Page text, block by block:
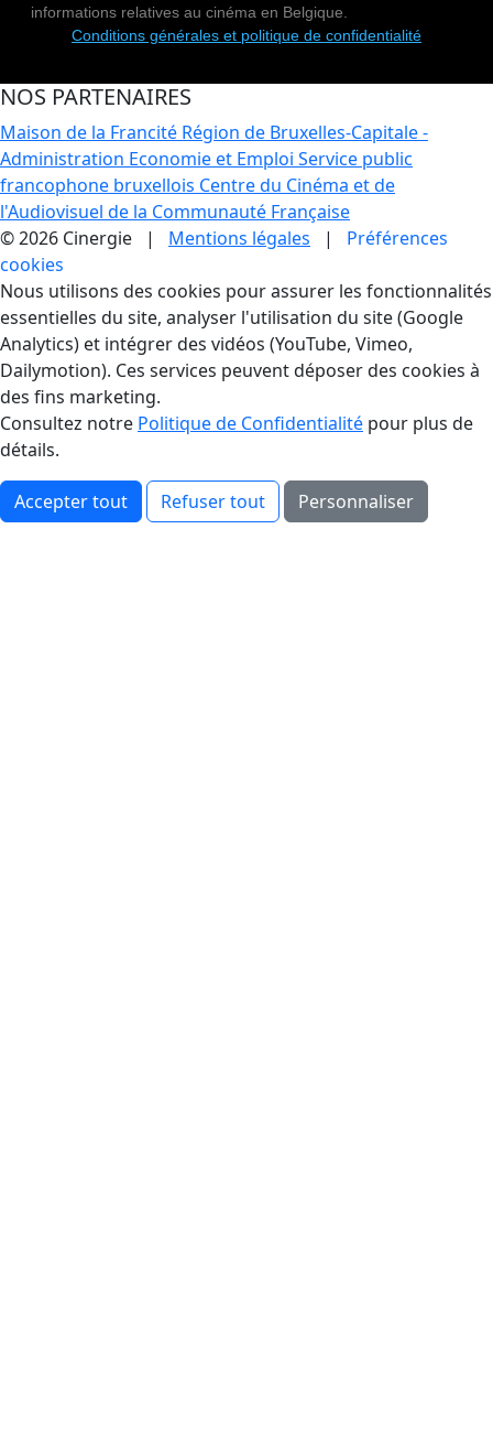
informations relatives au cinéma en Belgique.
Conditions générales et politique de confidentialité
NOS PARTENAIRES
Maison de la Francité Région de Bruxelles-Capitale -
Administration Economie et Emploi Service public
francophone bruxellois Centre du Cinéma et de
l'Audiovisuel de la Communauté Française
© 2026 Cinergie | Mentions légales | Préférences
cookies
Gestion des Cookies
Nous utilisons des cookies pour assurer les fonctionnalités
essentielles du site, analyser l'utilisation du site (Google
Analytics) et intégrer des vidéos (YouTube, Vimeo,
Dailymotion). Ces services peuvent déposer des cookies à
des fins marketing.
Consultez notre Politique de Confidentialité pour plus de
détails.
Accepter tout Refuser tout Personnaliser